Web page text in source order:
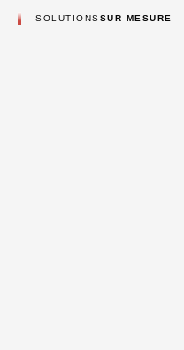
SOLUTIONSSUR MESURE